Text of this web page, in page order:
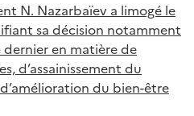
N. Nazarbaïev a limogé le
sa décision notamment
dernier en matière de
d’assainissement du
du bien-être